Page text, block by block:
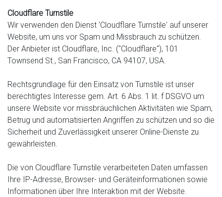
Cloudflare Turnstile
Wir verwenden den Dienst 'Cloudflare Turnstile' auf unserer
Website, um uns vor Spam und Missbrauch zu schützen.
Der Anbieter ist Cloudflare, Inc. ("Cloudflare"), 101
Townsend St., San Francisco, CA 94107, USA.
Rechtsgrundlage für den Einsatz von Turnstile ist unser
berechtigtes Interesse gem. Art. 6 Abs. 1 lit. f DSGVO um
unsere Website vor missbräuchlichen Aktivitäten wie Spam,
Betrug und automatisierten Angriffen zu schützen und so die
Sicherheit und Zuverlässigkeit unserer Online-Dienste zu
gewährleisten.
Die von Cloudflare Turnstile verarbeiteten Daten umfassen
Ihre IP-Adresse, Browser- und Geräteinformationen sowie
Informationen über Ihre Interaktion mit der Website.